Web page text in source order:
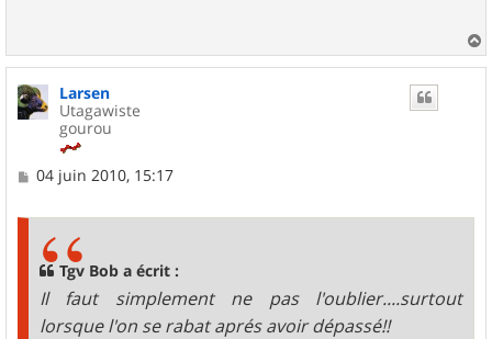
a
Larsen
Utagawiste
gourou
M
04 juin 2010, 15:17
Tgv Bob a écrit :
Il faut simplement ne pas l'oublier....surtout
lorsque l'on se rabat aprés avoir dépassé!!